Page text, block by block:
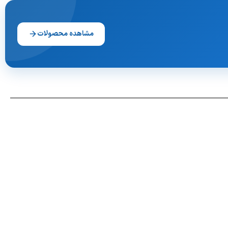
مشاهده محصولات